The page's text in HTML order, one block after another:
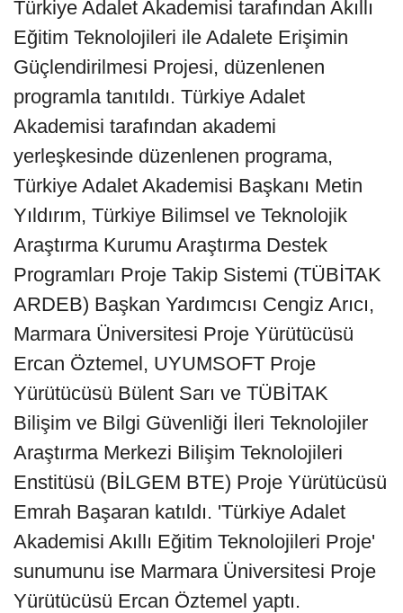
Türkiye Adalet Akademisi tarafından Akıllı
Eğitim Teknolojileri ile Adalete Erişimin
Güçlendirilmesi Projesi, düzenlenen
programla tanıtıldı. Türkiye Adalet
Akademisi tarafından akademi
yerleşkesinde düzenlenen programa,
Türkiye Adalet Akademisi Başkanı Metin
Yıldırım, Türkiye Bilimsel ve Teknolojik
Araştırma Kurumu Araştırma Destek
Programları Proje Takip Sistemi (TÜBİTAK
ARDEB) Başkan Yardımcısı Cengiz Arıcı,
Marmara Üniversitesi Proje Yürütücüsü
Ercan Öztemel, UYUMSOFT Proje
Yürütücüsü Bülent Sarı ve TÜBİTAK
Bilişim ve Bilgi Güvenliği İleri Teknolojiler
Araştırma Merkezi Bilişim Teknolojileri
Enstitüsü (BİLGEM BTE) Proje Yürütücüsü
Emrah Başaran katıldı. 'Türkiye Adalet
Akademisi Akıllı Eğitim Teknolojileri Proje'
sunumunu ise Marmara Üniversitesi Proje
Yürütücüsü Ercan Öztemel yaptı.